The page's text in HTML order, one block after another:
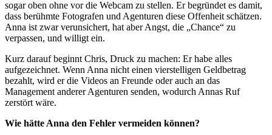
sogar oben ohne vor die Webcam zu stellen. Er begründet es damit,
dass berühmte Fotografen und Agenturen diese Offenheit schätzen.
Anna ist zwar verunsichert, hat aber Angst, die „Chance“ zu
verpassen, und willigt ein.
Kurz darauf beginnt Chris, Druck zu machen: Er habe alles
aufgezeichnet. Wenn Anna nicht einen vierstelligen Geldbetrag
bezahlt, wird er die Videos an Freunde oder auch an das
Management anderer Agenturen senden, wodurch Annas Ruf
zerstört wäre.
Wie hätte Anna den Fehler vermeiden können?